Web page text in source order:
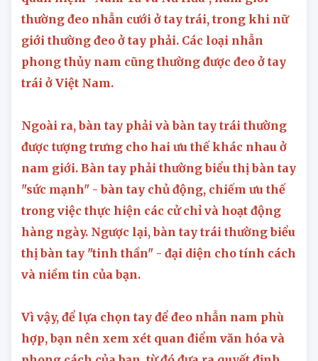
thường đeo nhẫn cưới ở tay trái, trong khi nữ
giới thường đeo ở tay phải. Các loại nhẫn
phong thủy nam cũng thường được đeo ở tay
trái ở Việt Nam.
Ngoài ra, bàn tay phải và bàn tay trái thường
được tượng trưng cho hai ưu thế khác nhau ở
nam giới. Bàn tay phải thường biểu thị bàn tay
"sức mạnh" - bàn tay chủ động, chiếm ưu thế
trong việc thực hiện các cử chỉ và hoạt động
hàng ngày. Ngược lại, bàn tay trái thường biểu
thị bàn tay "tinh thần" - đại diện cho tính cách
và niềm tin của bạn.
Vì vậy, để lựa chọn tay để đeo nhẫn nam phù
hợp, bạn nên xem xét quan điểm văn hóa và